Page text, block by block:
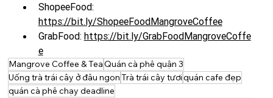
ShopeeFood:
https://bit.ly/ShopeeFoodMangroveCoffee
GrabFood: https://bit.ly/GrabFoodMangroveCoffe
e
Mangrove Coffee & TeaQuán cà phê quận 3
Uống trà trái cây ở đâu ngonTrà trái cây tươiquán cafe đẹp
quán cà phê chạy deadline